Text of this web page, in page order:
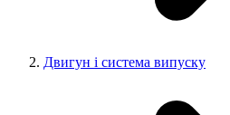
Двигун і система випуску